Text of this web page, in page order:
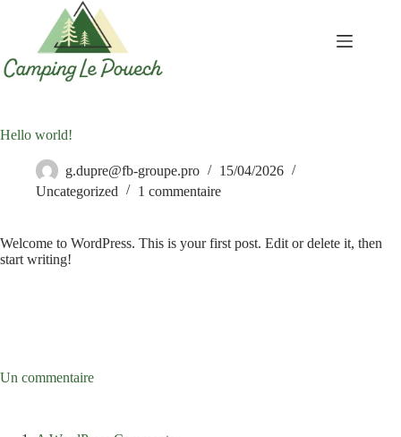
Hello world!
g.dupre@fb-groupe.pro
15/04/2026
Uncategorized
1 commentaire
Welcome to WordPress. This is your first post. Edit or delete it, then
start writing!
Un commentaire